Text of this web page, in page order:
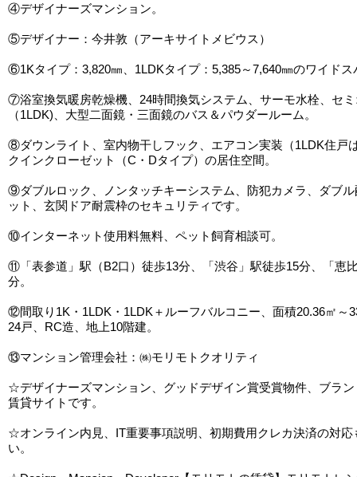
④デザイナーズマンション。
⑤デザイナー：今井敦（アーキサイトメビウス）
⑥1Kタイプ：3,820㎜、1LDKタイプ：5,385～7,640㎜のワイドス
⑦浴室換気暖房乾燥機、24時間換気システム、サーモ水栓、セ
（1LDK)、大型二面鏡・三面鏡のバス＆パウダールーム。
⑧ダウンライト、室内物干しフック、エアコン実装（1LDK住戸
クインクローゼット（C・Dタイプ）の居住空間。
⑨ダブルロック、ノンタッチキーシステム、防犯カメラ、ダブ
ット、玄関ドア耐震枠のセキュリティです。
⑩インターネット使用料無料、ペット飼育相談可。
⑪「表参道」駅（B2口）徒歩13分、「渋谷」駅徒歩15分、「恵
分。
⑫間取り1K・1LDK・1LDK＋ルーフバルコニー、面積20.36㎡～
24戸、RC造、地上10階建。
⑬マンション管理会社：㈱モリモトクオリティ
☆デザイナーズマンション、グッドデザイン賞受賞物件、ブラ
賃貸サイトです。
☆オンライン内見、IT重要事項説明、初期費用クレカ決済の対応
い。